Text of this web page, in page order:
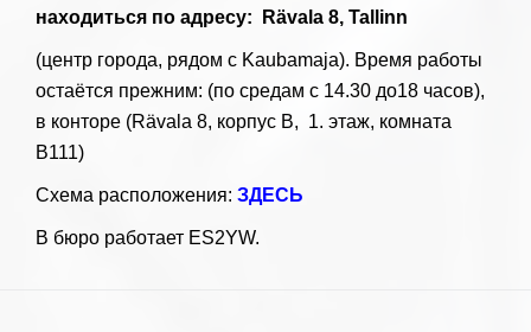
находиться по адресу: Rävala 8, Tallinn
(центр города, рядом с Kaubamaja). Время работы
остаётся прежним: (по средам с 14.30 до18 часов),
в конторе (Rävala 8, корпус B, 1. этаж, комната
B111)
Схема расположения: ЗДЕСЬ
В бюро работает ES2YW.